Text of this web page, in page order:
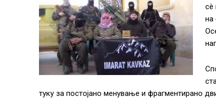
сè
на
туку за постојано менување и фрагментирано